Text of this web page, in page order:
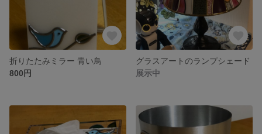
折りたたみミラー 青い鳥
800円
グラスアートのランプシェード
展示中